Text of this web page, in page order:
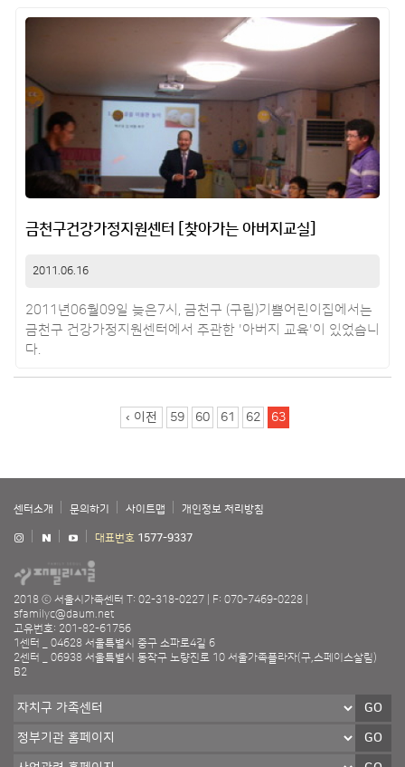
금천구건강가정지원센터 [찾아가는 아버지교실]
2011.06.16
2011년06월09일 늦은7시, 금천구 (구립)기쁨어린이집에서는
금천구 건강가정지원센터에서 주관한 '아버지 교육'이 있었습니
다.
‹ 이전
59 60 61 62 63
센터소개 문의하기 사이트맵 개인정보 처리방침
대표번호 1577-9337
2018 ⓒ 서울시가족센터 T: 02-318-0227
F: 070-7469-0228
sfamilyc@daum.net
고유번호: 201-82-61756
1센터 _ 04628 서울특별시 중구 소파로4길 6
2센터 _ 06938 서울특별시 동작구 노량진로 10 서울가족플라자(구,스페이스살림)
B2
GO
GO